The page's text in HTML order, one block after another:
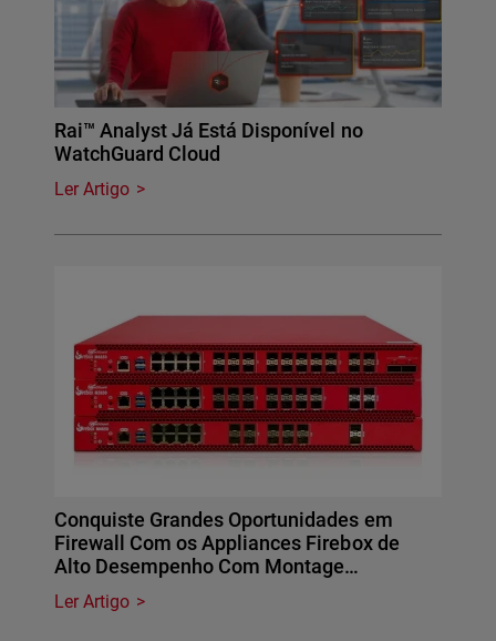
Rai™ Analyst Já Está Disponível no
WatchGuard Cloud
Ler Artigo
Conquiste Grandes Oportunidades em
Firewall Com os Appliances Firebox de
Alto Desempenho Com Montage…
Ler Artigo